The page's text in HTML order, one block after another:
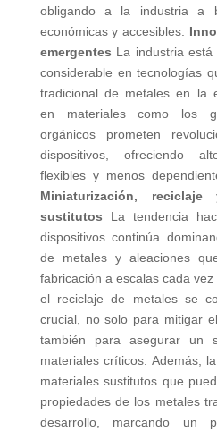
obligando a la industria a
económicas y accesibles.
emergentes La industria
considerable en tecnologías
tradicional de metales en la
en materiales como los
orgánicos prometen
dispositivos, ofreciendo
flexibles y menos
Miniaturización,
sustitutos La tendencia
dispositivos continúa
de metales y aleaciones
fabricación a escalas cada
el reciclaje de metales se
crucial, no solo para mitigar
también para asegurar un
materiales críticos. Además,
materiales sustitutos que
propiedades de los metales
desarrollo, marcando un